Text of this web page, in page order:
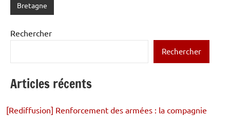
Bretagne
Rechercher
Rechercher
Articles récents
[Rediffusion] Renforcement des armées : la compagnie